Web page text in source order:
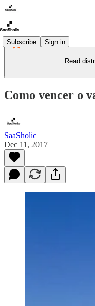
Subscribe Sign in
Read
Como vencer o
SaaSholic
Dec 11, 2017